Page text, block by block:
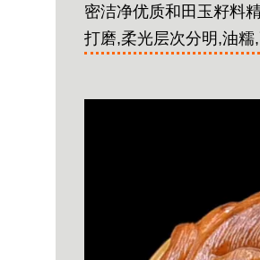
密洁净优质和田玉籽料
打磨,柔光层次分明,油